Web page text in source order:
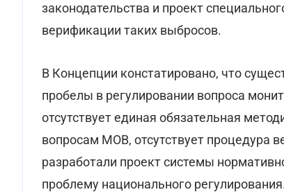
законодательства и проект
верификации таких выбросов.
В Концепции констатировано, что
пробелы в регулировании вопроса
отсутствует единая обязательная
вопросам МОВ, отсутствует процедура
разработали проект системы
проблему национального